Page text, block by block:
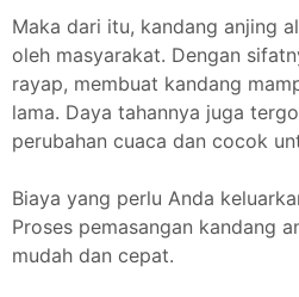
Maka dari itu, kandang anjing
oleh masyarakat. Dengan
rayap, membuat kandang
lama. Daya tahannya juga
perubahan cuaca dan cocok
Biaya yang perlu Anda
Proses pemasangan kandang
mudah dan cepat.